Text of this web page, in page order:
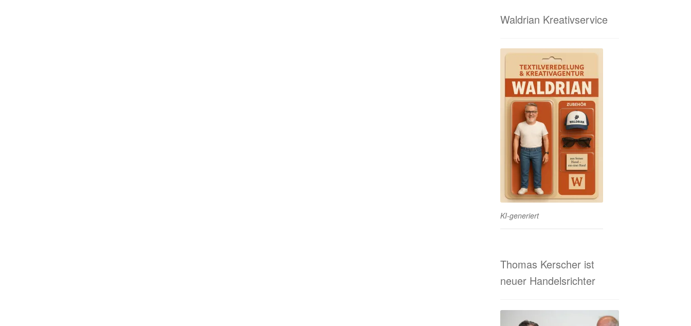
Waldrian Kreativservice
KI-generiert
Thomas Kerscher ist
neuer Handelsrichter